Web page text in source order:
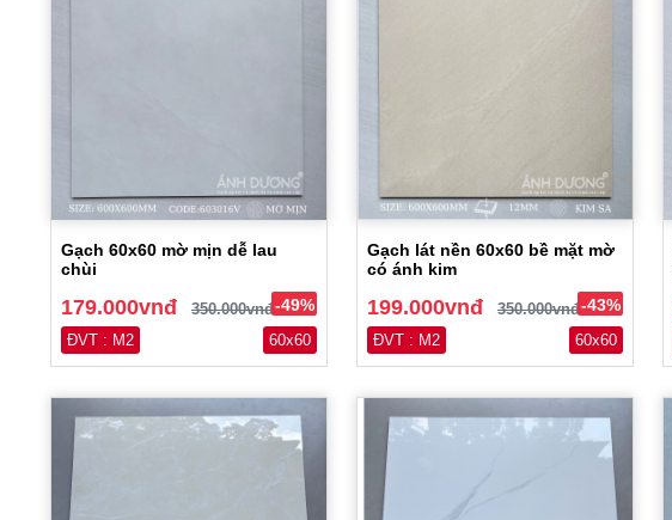
Gạch 60x60 mờ mịn dễ lau
chùi
179.000vnđ 350.000vnđ -49%
ĐVT : M2 60x60
Gạch lát nền 60x60 bề mặt mờ
có ánh kim
199.000vnđ 350.000vnđ -43%
ĐVT : M2 60x60